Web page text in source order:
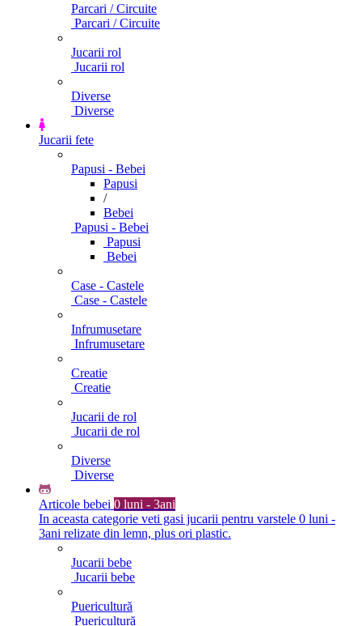
Parcari / Circuite
Parcari / Circuite
Jucarii rol
Jucarii rol
Diverse
Diverse
Jucarii fete
Papusi - Bebei
Papusi
/
Bebei
Papusi - Bebei
Papusi
Bebei
Case - Castele
Case - Castele
Infrumusetare
Infrumusetare
Creatie
Creatie
Jucarii de rol
Jucarii de rol
Diverse
Diverse
Articole bebei 0 luni - 3ani
In aceasta categorie veti gasi jucarii pentru varstele 0 luni -
3ani relizate din lemn, plus ori plastic.
Jucarii bebe
Jucarii bebe
Puericultură
Puericultură